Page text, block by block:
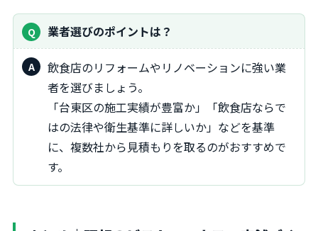
業者選びのポイントは？
飲食店のリフォームやリノベーションに強い業
者を選びましょう。
「台東区の施工実績が豊富か」「飲食店ならで
はの法律や衛生基準に詳しいか」などを基準
に、複数社から見積もりを取るのがおすすめで
す。